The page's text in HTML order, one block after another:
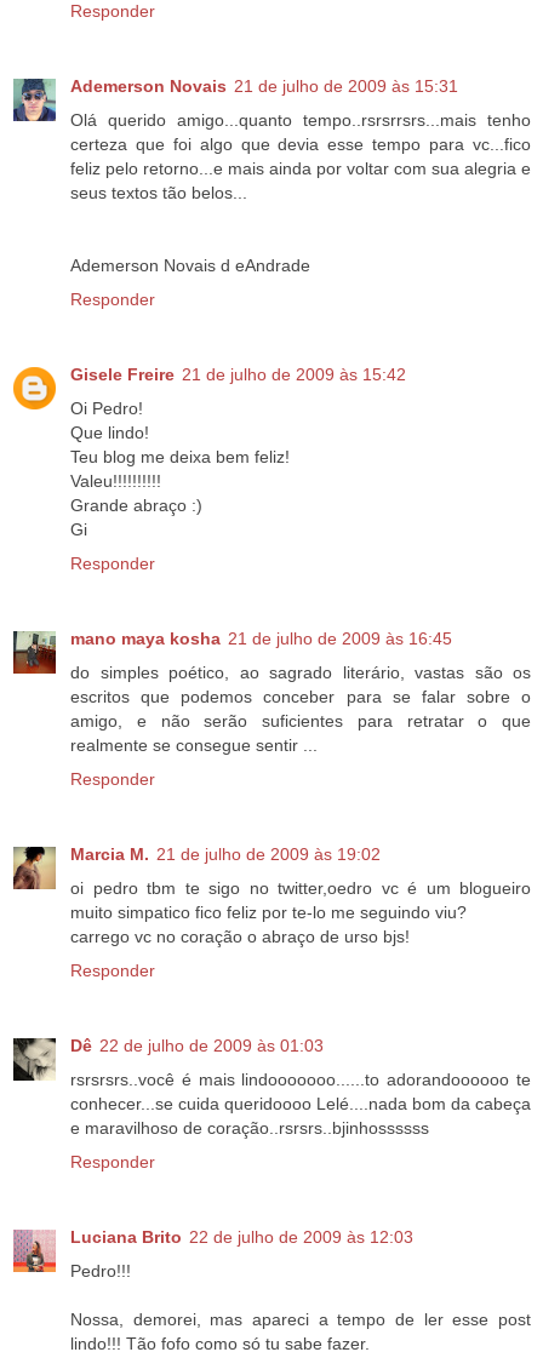
Responder
Ademerson Novais 21 de julho de 2009 às 15:31
Olá querido amigo...quanto tempo..rsrsrrsrs...mais tenho
certeza que foi algo que devia esse tempo para vc...fico
feliz pelo retorno...e mais ainda por voltar com sua alegria e
seus textos tão belos...
Ademerson Novais d eAndrade
Responder
Gisele Freire 21 de julho de 2009 às 15:42
Oi Pedro!
Que lindo!
Teu blog me deixa bem feliz!
Valeu!!!!!!!!!!
Grande abraço :)
Gi
Responder
mano maya kosha 21 de julho de 2009 às 16:45
do simples poético, ao sagrado literário, vastas são os
escritos que podemos conceber para se falar sobre o
amigo, e não serão suficientes para retratar o que
realmente se consegue sentir ...
Responder
Marcia M. 21 de julho de 2009 às 19:02
oi pedro tbm te sigo no twitter,oedro vc é um blogueiro
muito simpatico fico feliz por te-lo me seguindo viu?
carrego vc no coração o abraço de urso bjs!
Responder
Dê 22 de julho de 2009 às 01:03
rsrsrsrs..você é mais lindooooooo......to adorandoooooo te
conhecer...se cuida queridoooo Lelé....nada bom da cabeça
e maravilhoso de coração..rsrsrs..bjinhossssss
Responder
Luciana Brito 22 de julho de 2009 às 12:03
Pedro!!!
Nossa, demorei, mas apareci a tempo de ler esse post
lindo!!! Tão fofo como só tu sabe fazer.